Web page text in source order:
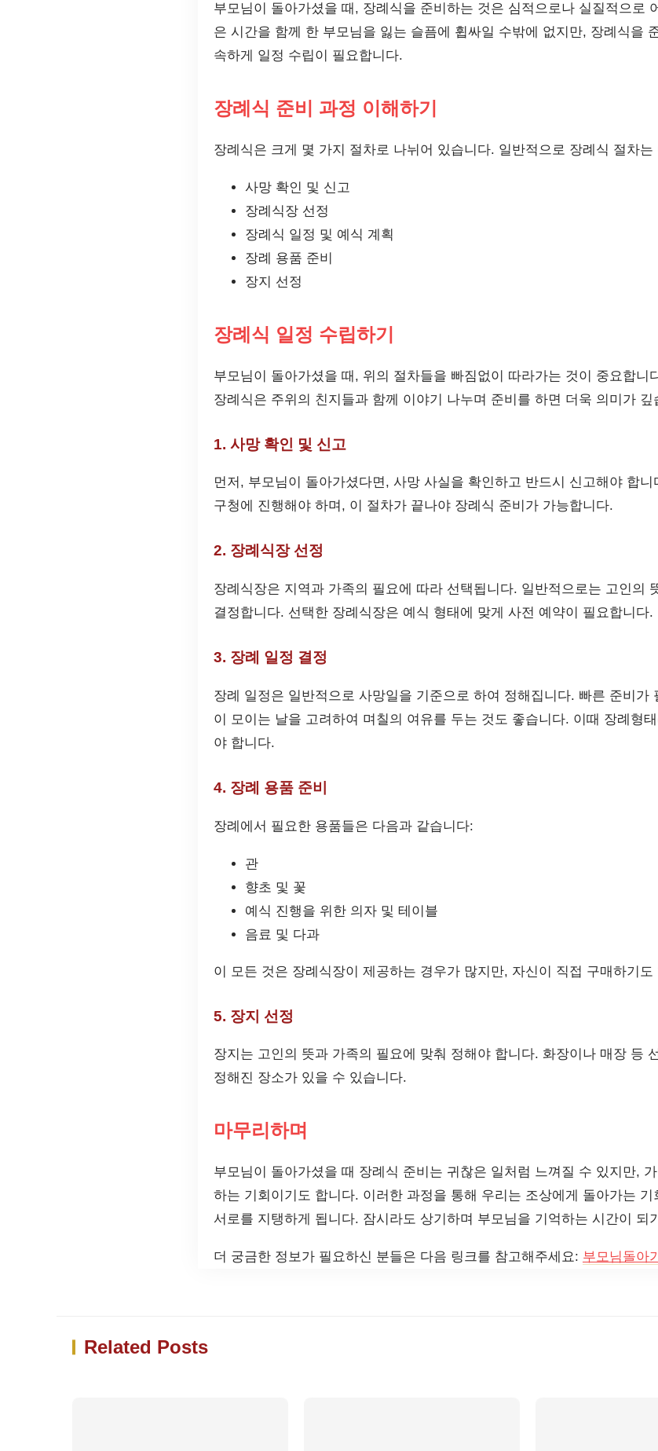
부모님이 돌아가셨을 때, 장례식을 준비하는 것은 심적으로나 실질적으로
은 시간을 함께 한 부모님을 잃는 슬픔에 휩싸일 수밖에 없지만, 장례식을
속하게 일정 수립이 필요합니다.
장례식 준비 과정 이해하기
장례식은 크게 몇 가지 절차로 나뉘어 있습니다. 일반적으로 장례식 절차는
사망 확인 및 신고
장례식장 선정
장례식 일정 및 예식 계획
장례 용품 준비
장지 선정
장례식 일정 수립하기
부모님이 돌아가셨을 때, 위의 절차들을 빠짐없이 따라가는 것이 중요합니
장례식은 주위의 친지들과 함께 이야기 나누며 준비를 하면 더욱 의미가 깊
1. 사망 확인 및 신고
먼저, 부모님이 돌아가셨다면, 사망 사실을 확인하고 반드시 신고해야 합
구청에 진행해야 하며, 이 절차가 끝나야 장례식 준비가 가능합니다.
2. 장례식장 선정
장례식장은 지역과 가족의 필요에 따라 선택됩니다. 일반적으로는 고인의
결정합니다. 선택한 장례식장은 예식 형태에 맞게 사전 예약이 필요합니다.
3. 장례 일정 결정
장례 일정은 일반적으로 사망일을 기준으로 하여 정해집니다. 빠른 준비가
이 모이는 날을 고려하여 며칠의 여유를 두는 것도 좋습니다. 이때 장례형
야 합니다.
4. 장례 용품 준비
장례에서 필요한 용품들은 다음과 같습니다:
관
향초 및 꽃
예식 진행을 위한 의자 및 테이블
음료 및 다과
이 모든 것은 장례식장이 제공하는 경우가 많지만, 자신이 직접 구매하기도
5. 장지 선정
장지는 고인의 뜻과 가족의 필요에 맞춰 정해야 합니다. 화장이나 매장 등
정해진 장소가 있을 수 있습니다.
마무리하며
부모님이 돌아가셨을 때 장례식 준비는 귀찮은 일처럼 느껴질 수 있지만,
하는 기회이기도 합니다. 이러한 과정을 통해 우리는 조상에게 돌아가는
서로를 지탱하게 됩니다. 잠시라도 상기하며 부모님을 기억하는 시간이 되
더 궁금한 정보가 필요하신 분들은 다음 링크를 참고해주세요: 부모님돌아
Related Posts